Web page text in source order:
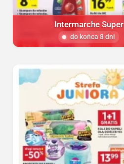
Intermarche Super
do końca 8 dni